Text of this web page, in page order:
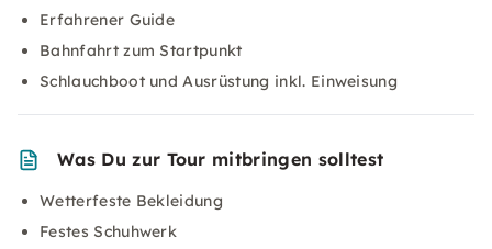
Erfahrener Guide
Bahnfahrt zum Startpunkt
Schlauchboot und Ausrüstung inkl. Einweisung
Was Du zur Tour mitbringen solltest
Wetterfeste Bekleidung
Festes Schuhwerk